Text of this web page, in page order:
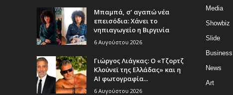
Μπαμπά, σ’ αγαπώ νέα
επεισόδια: Χάνει το
νηπιαγωγείο η Βιργινία
6 Αυγούστου 2026
Γιώργος Λιάγκας: Ο «Τζορτζ
Κλούνεϊ της Ελλάδας» και η
AI φωτογραφία...
6 Αυγούστου 2026
Media
Showbiz
Slide
Business
News
Art